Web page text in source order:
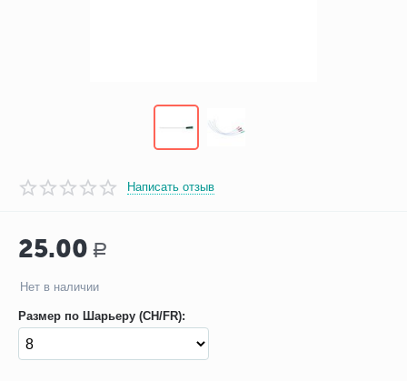
Написать отзыв
25.00 Р
Нет в наличии
Размер по Шарьеру (CH/FR):